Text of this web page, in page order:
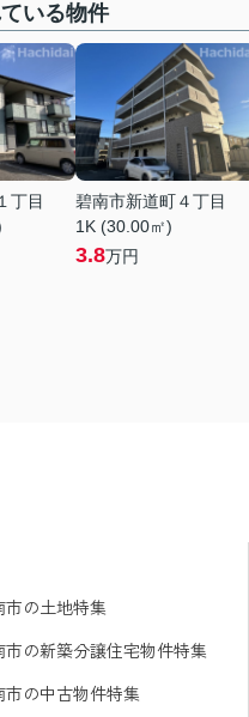
いる物件
丁目
碧南市新道町４丁目
1K (30.00㎡)
3.8万円
の土地特集
市の新築分譲住宅物件特集
市の中古物件特集